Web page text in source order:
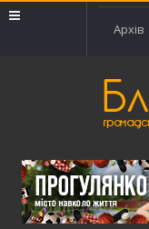
Архів